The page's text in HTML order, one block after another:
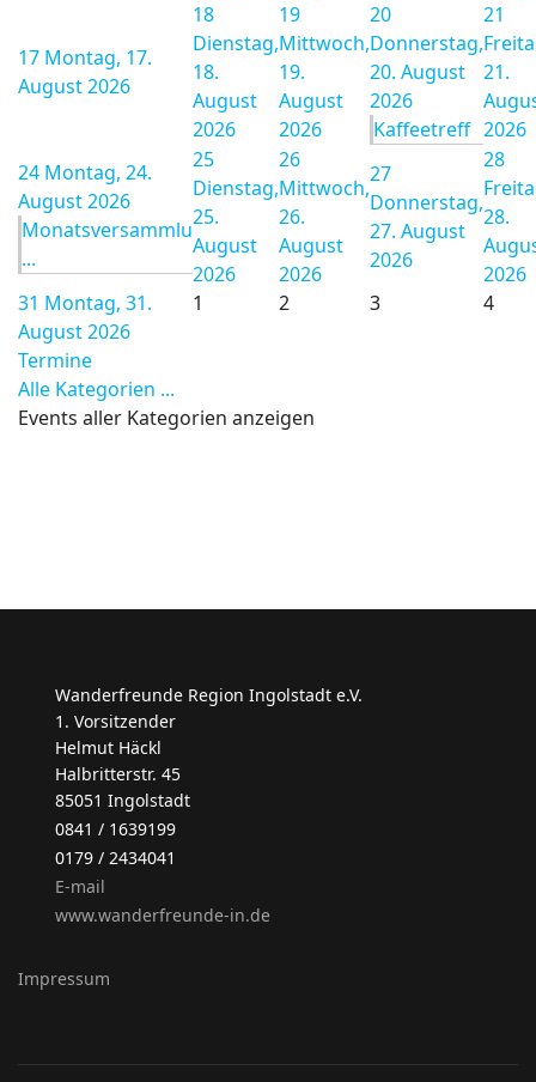
17 Montag, 17.
August 2026
18
Dienstag,
18.
August
2026
19
Mittwoch,
19.
August
2026
20
Donnerstag,
20. August
2026
Kaffeetreff
21
21.
2026
24 Montag, 24.
August 2026
Monatsversammlu
...
25
Dienstag,
25.
August
2026
26
Mittwoch,
26.
August
2026
27
Donnerstag,
27. August
2026
28
28.
2026
31 Montag, 31.
August 2026
1 2 3 4
Termine
Alle Kategorien ...
Events aller Kategorien anzeigen
Wanderfreunde Region Ingolstadt e.V.
1. Vorsitzender
Helmut Häckl
Halbritterstr. 45
85051 Ingolstadt
0841 / 1639199
0179 / 2434041
E-mail
www.wanderfreunde-in.de
Impressum